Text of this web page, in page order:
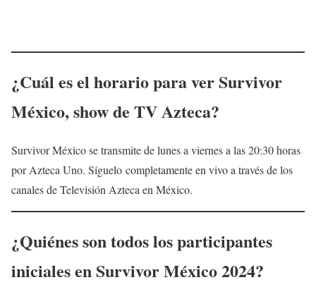
¿Cuál es el horario para ver Survivor
México, show de TV Azteca?
Survivor México se transmite de lunes a viernes a las 20:30 horas
por Azteca Uno. Síguelo completamente en vivo a través de los
canales de Televisión Azteca en México.
¿Quiénes son todos los participantes
iniciales en Survivor México 2024?